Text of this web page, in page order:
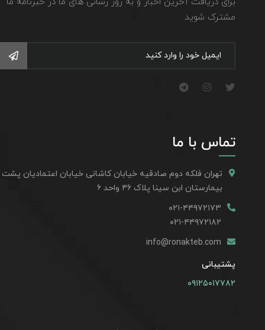
مشترک شوید
تماس با ما
تهران فلکه دوم صادقیه خیابان کاشانی خیابان اعتمادیان پشت
بیمارستان ابن سینا پلاک ۴۶ واحد ۶
۰۲۱-۴۴۹۷۲۱۷۳
۰۲۱-۴۴۹۷۲۱۸۲
info@ronakteb.com
پشتیبانی
۰۹۱۲۵۰۱۷۷۸۲